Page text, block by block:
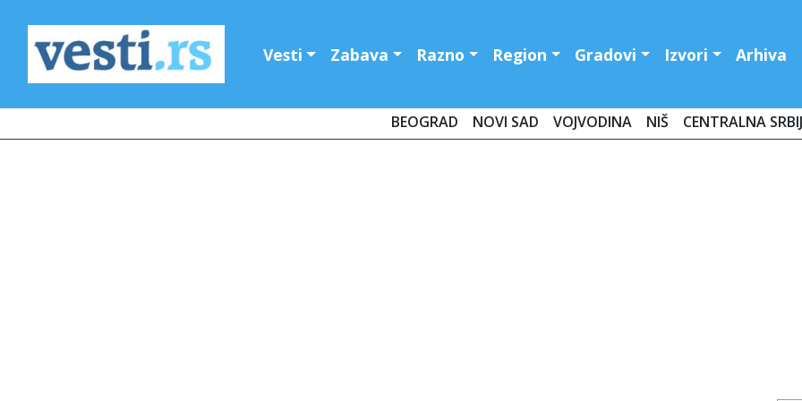
Vesti Zabava Razno Region Gradovi Izvori Arhiva
BEOGRAD NOVI SAD VOJVODINA NIŠ CENTRALNA